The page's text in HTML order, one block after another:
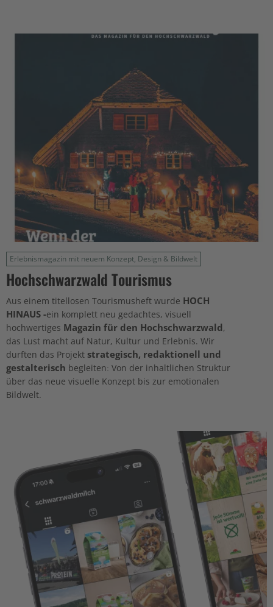
Erlebnismagazin mit neuem Konzept, Design & Bildwelt
Hochschwarzwald Tourismus
Aus einem titellosen Tourismusheft wurde HOCH
HINAUS -ein komplett neu gedachtes, visuell
hochwertiges Magazin für den Hochschwarzwald,
das Lust macht auf Natur, Kultur und Erlebnis. Wir
durften das Projekt strategisch, redaktionell und
gestalterisch begleiten: Von der inhaltlichen Struktur
über das neue visuelle Konzept bis zur emotionalen
Bildwelt.